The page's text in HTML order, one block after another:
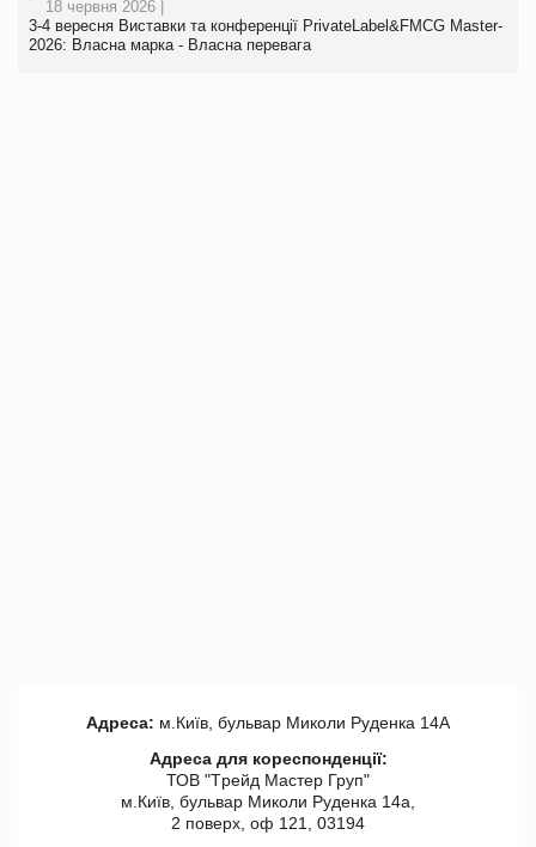
18 червня 2026 |
3-4 вересня Виставки та конференції PrivateLabel&FMCG Master-
2026: Власна марка - Власна перевага
Адреса: м.Київ, бульвар Миколи Руденка 14А
Адреса для кореспонденції:
ТОВ "Tрейд Мастер Груп"
м.Київ, бульвар Миколи Руденка 14а,
2 поверх, оф 121, 03194